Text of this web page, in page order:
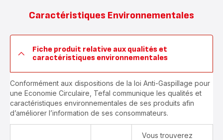
Caractéristiques Environnementales
Fiche produit relative aux qualités et
caractéristiques environnementales
Conformément aux dispositions de la loi Anti-Gaspillage pour
une Economie Circulaire, Tefal communique les qualités et
caractéristiques environnementales de ses produits afin
d’améliorer l’information de ses consommateurs.
Vous trouverez